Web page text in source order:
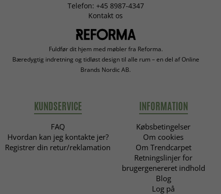
Telefon: +45 8987-4347
Kontakt os
Fuldfør dit hjem med møbler fra Reforma.
Bæredygtig indretning og tidløst design til alle rum – en del af Online
Brands Nordic AB.
KUNDSERVICE
FAQ
Hvordan kan jeg kontakte jer?
Registrer din retur/reklamation
INFORMATION
Købsbetingelser
Om cookies
Om Trendcarpet
Retningslinjer for
brugergenereret indhold
Blog
Log på